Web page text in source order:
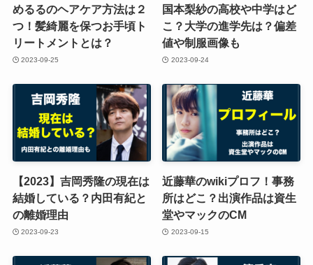
めるるのヘアケア方法は２
つ！髪綺麗を保つお手頃ト
リートメントとは？
2023-09-25
国本梨紗の高校や中学はど
こ？大学の進学先は？偏差
値や制服画像も
2023-09-24
【2023】吉岡秀隆の現在は
結婚している？内田有紀と
の離婚理由
2023-09-23
近藤華のwikiプロフ！事務
所はどこ？出演作品は資生
堂やマックのCM
2023-09-15